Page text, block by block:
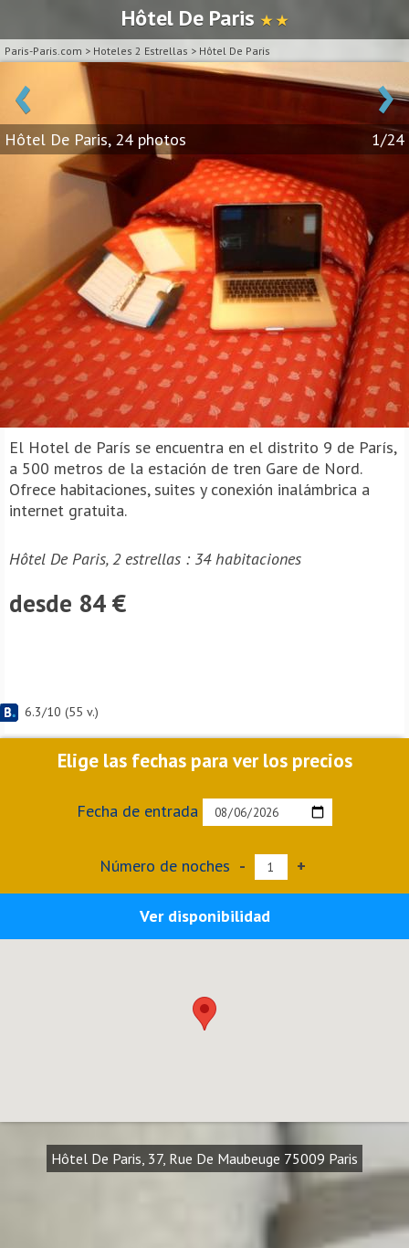
Hôtel De Paris ★ ★
Paris-Paris.com > Hoteles 2 Estrellas > Hôtel De Paris
‹ ›
Hôtel De Paris, 24 photos 1/24
El Hotel de París se encuentra en el distrito 9 de París,
a 500 metros de la estación de tren Gare de Nord.
Ofrece habitaciones, suites y conexión inalámbrica a
internet gratuita.
Hôtel De Paris, 2 estrellas : 34 habitaciones
desde 84 €
6.3/10 (55 v.)
Elige las fechas para ver los precios
Fecha de entrada
Número de noches - +
Ver disponibilidad
Hôtel De Paris, 37, Rue De Maubeuge 75009 Paris